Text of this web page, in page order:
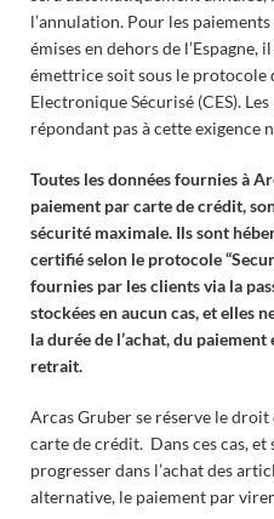
l’annulation. Pour les
émises en dehors de l’Espagne,
émettrice soit sous le protocole
Electronique Sécurisé (CES).
répondant pas à cette exigence
Toutes les données fournies à
paiement par carte de crédit,
sécurité maximale. Ils sont
certifié selon le protocole
fournies par les clients via la
stockées en aucun cas, et elles
la durée de l’achat, du
retrait.
Arcas Gruber se réserve le
carte de crédit. Dans ces cas, et
progresser dans l’achat des
alternative, le paiement par